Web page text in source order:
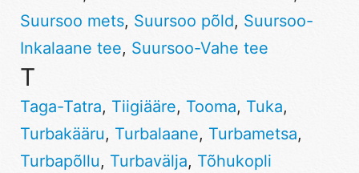
Suursoo mets, Suursoo põld, Suursoo-
Inkalaane tee, Suursoo-Vahe tee
T
Taga-Tatra, Tiigiääre, Tooma, Tuka,
Turbakääru, Turbalaane, Turbametsa,
Turbapõllu, Turbavälja, Tõhukopli